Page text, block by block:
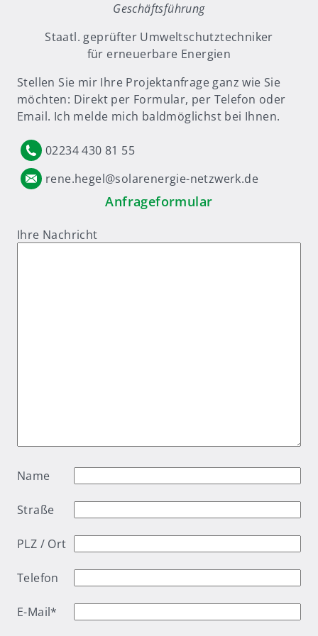
Geschäftsführung
Staatl. geprüfter Umweltschutztechniker
für erneuerbare Energien
Stellen Sie mir Ihre Projektanfrage ganz wie Sie
möchten: Direkt per Formular, per Telefon oder
Email. Ich melde mich baldmöglichst bei Ihnen.
02234 430 81 55
rene.hegel@solarenergie-netzwerk.de
Anfrageformular
Ihre Nachricht
Name
Straße
PLZ / Ort
Telefon
E-Mail*